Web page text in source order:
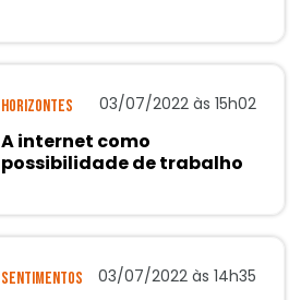
Horizontes 03/07/2022 às 15h02
A internet como
possibilidade de trabalho
Sentimentos 03/07/2022 às 14h35